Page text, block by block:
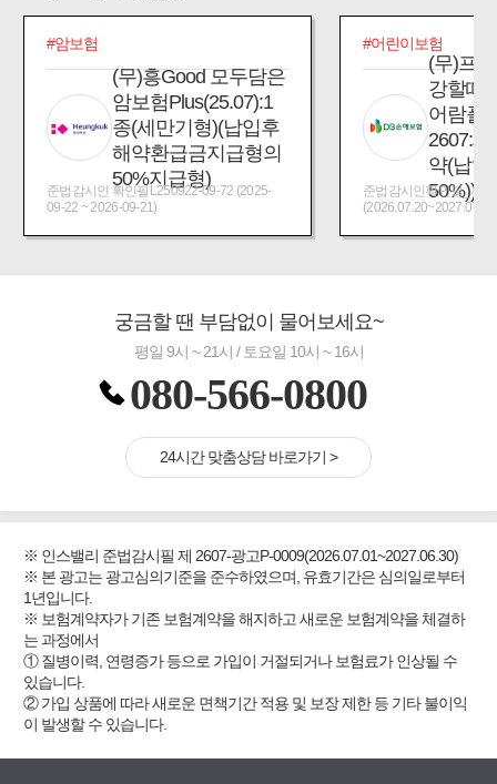
#암보험
(무)흥Good 모두담은
암보험Plus(25.07):1
종(세만기형)(납입후
해약환급금지급형의
50%지급형)
준법감시인 확인필L250922-09-72 (2025-
09-22 ~ 2026-09-21)
#어린이보험
(무)프
강할때
어람플
2607:
약(납입
50%))
준법감시인확인필_제
궁금할 땐 부담없이 물어보세요~
평일 9시 ~ 21시 / 토요일 10시 ~ 16시
080-566-0800
24시간 맞춤상담 바로가기 >
※ 인스밸리 준법감시필 제 2607-광고P-0009(2026.07.01~2027.06.30)
※ 본 광고는 광고심의기준을 준수하였으며, 유효기간은 심의일로부터
1년입니다.
※ 보험계약자가 기존 보험계약을 해지하고 새로운 보험계약을 체결하
는 과정에서
① 질병이력, 연령증가 등으로 가입이 거절되거나 보험료가 인상될 수
있습니다.
② 가입 상품에 따라 새로운 면책기간 적용 및 보장 제한 등 기타 불이익
이 발생할 수 있습니다.